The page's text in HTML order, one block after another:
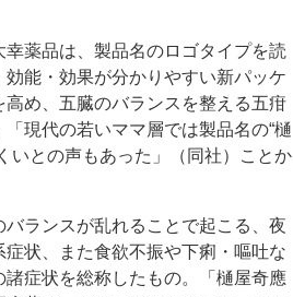
薬品は、製品名のロゴタイプを読
能・効果が分かりやすい新パッケ
め、五臓のバランスを整える五疳
現代の若いママ層では製品名の“樋
いとの声もあった」（同社）ことか
ランスが乱れることで起こる、夜
状、また食欲不振や下痢・嘔吐な
症状を総称したもの。「樋屋奇應